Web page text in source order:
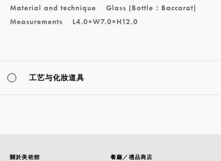
Material and technique
Glass (Bottle：Baccarat)
Measurements
L4.0×W7.0×H12.0
工艺与化妝道具
關於美術館 餐廳／禮品商店